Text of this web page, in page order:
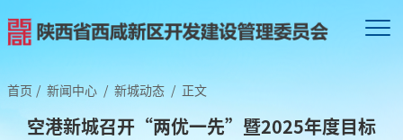
首页 / 新闻中心 / 新城动态 / 正文
空港新城召开“两优一先”暨2025年度目标